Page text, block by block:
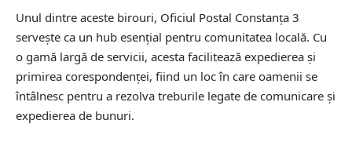
Unul dintre aceste birouri, Oficiul Postal Constanţa 3
servește ca un hub esențial pentru comunitatea locală. Cu
o gamă largă de servicii, acesta facilitează expedierea și
primirea corespondenței, fiind un loc în care oamenii se
întâlnesc pentru a rezolva treburile legate de comunicare și
expedierea de bunuri.